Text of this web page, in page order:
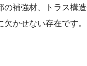
補強材、トラス構
かせない存在です。